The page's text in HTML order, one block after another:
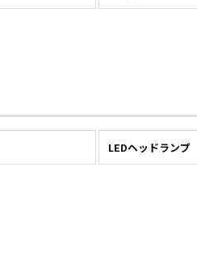
LEDヘッドランプ